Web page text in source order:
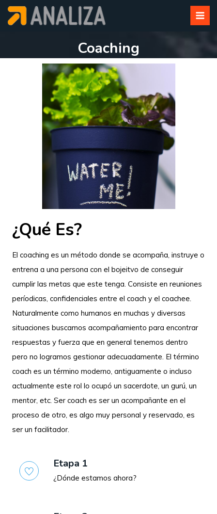
Coaching
¿qué Es?
El coaching es un método donde se acompaña, instruye o
entrena a una persona con el bojeitvo de conseguir
cumplir las metas que este tenga. Consiste en reuniones
períodicas, confidenciales entre el coach y el coachee.
Naturalmente como humanos en muchas y diversas
situaciones buscamos acompañamiento para encontrar
respuestas y fuerza que en general tenemos dentro
pero no logramos gestionar adecuadamente. El término
coach es un término moderno, antiguamente o incluso
actualmente este rol lo ocupó un sacerdote, un gurú, un
mentor, etc. Ser coach es ser un acompañante en el
proceso de otro, es algo muy personal y reservado, es
ser un facilitador.
Etapa 1
¿Dónde estamos ahora?